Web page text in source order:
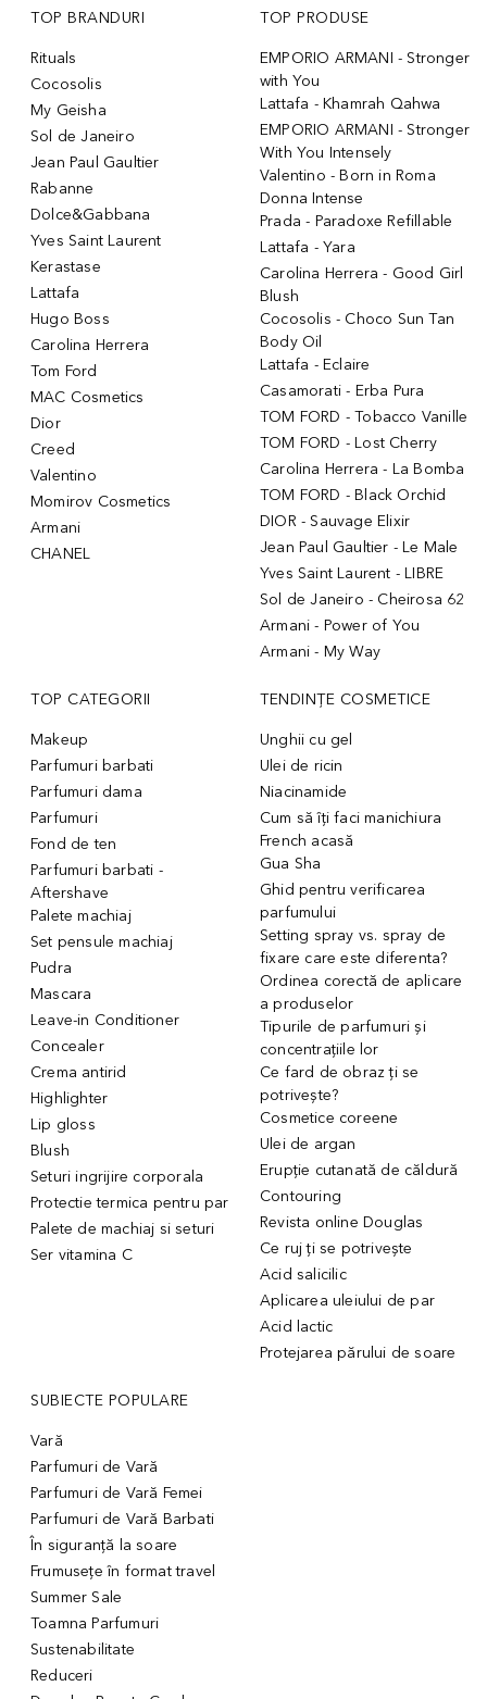
TOP BRANDURI
Rituals
Cocosolis
My Geisha
Sol de Janeiro
Jean Paul Gaultier
Rabanne
Dolce&Gabbana
Yves Saint Laurent
Kerastase
Lattafa
Hugo Boss
Carolina Herrera
Tom Ford
MAC Cosmetics
Dior
Creed
Valentino
Momirov Cosmetics
Armani
CHANEL
TOP PRODUSE
EMPORIO ARMANI - Stronger
with You
Lattafa - Khamrah Qahwa
EMPORIO ARMANI - Stronger
With You Intensely
Valentino - Born in Roma
Donna Intense
Prada - Paradoxe Refillable
Lattafa - Yara
Carolina Herrera - Good Girl
Blush
Cocosolis - Choco Sun Tan
Body Oil
Lattafa - Eclaire
Casamorati - Erba Pura
TOM FORD - Tobacco Vanille
TOM FORD - Lost Cherry
Carolina Herrera - La Bomba
TOM FORD - Black Orchid
DIOR - Sauvage Elixir
Jean Paul Gaultier - Le Male
Yves Saint Laurent - LIBRE
Sol de Janeiro - Cheirosa 62
Armani - Power of You
Armani - My Way
TOP CATEGORII
Makeup
Parfumuri barbati
Parfumuri dama
Parfumuri
Fond de ten
Parfumuri barbati -
Aftershave
Palete machiaj
Set pensule machiaj
Pudra
Mascara
Leave-in Conditioner
Concealer
Crema antirid
Highlighter
Lip gloss
Blush
Seturi ingrijire corporala
Protectie termica pentru par
Palete de machiaj si seturi
Ser vitamina C
TENDINȚE COSMETICE
Unghii cu gel
Ulei de ricin
Niacinamide
Cum să îți faci manichiura
French acasă
Gua Sha
Ghid pentru verificarea
parfumului
Setting spray vs. spray de
fixare care este diferenta?
Ordinea corectă de aplicare
a produselor
Tipurile de parfumuri și
concentrațiile lor
Ce fard de obraz ți se
potrivește?
Cosmetice coreene
Ulei de argan
Erupție cutanată de căldură
Contouring
Revista online Douglas
Ce ruj ți se potrivește
Acid salicilic
Aplicarea uleiului de par
Acid lactic
Protejarea părului de soare
SUBIECTE POPULARE
Vară
Parfumuri de Vară
Parfumuri de Vară Femei
Parfumuri de Vară Barbati
În siguranță la soare
Frumusețe în format travel
Summer Sale
Toamna Parfumuri
Sustenabilitate
Reduceri